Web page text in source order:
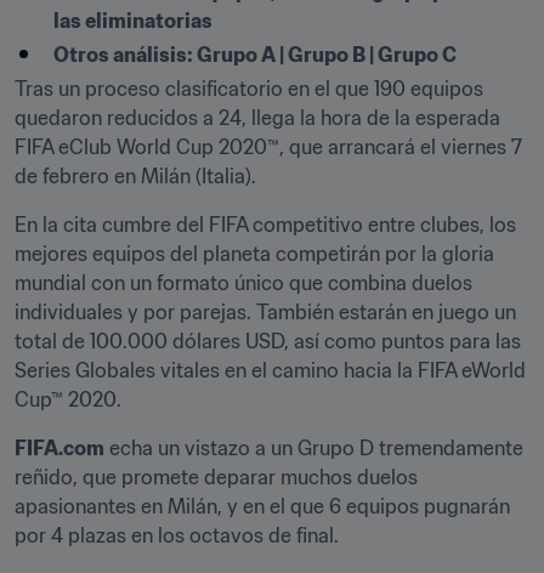
las eliminatorias
Otros análisis: Grupo A | Grupo B | Grupo C
Tras un proceso clasificatorio en el que 190 equipos
quedaron reducidos a 24, llega la hora de la esperada
FIFA eClub World Cup 2020™, que arrancará el viernes 7
de febrero en Milán (Italia).
En la cita cumbre del FIFA competitivo entre clubes, los
mejores equipos del planeta competirán por la gloria
mundial con un formato único que combina duelos
individuales y por parejas. También estarán en juego un
total de 100.000 dólares USD, así como puntos para las
Series Globales vitales en el camino hacia la FIFA eWorld
Cup™ 2020.
FIFA.com echa un vistazo a un Grupo D tremendamente
reñido, que promete deparar muchos duelos
apasionantes en Milán, y en el que 6 equipos pugnarán
por 4 plazas en los octavos de final.